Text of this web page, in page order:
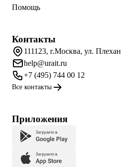
Помощь
Контакты
111123, г.Москва, ул.
help@urait.ru
+7 (495) 744 00 12
Все контакты
Приложения